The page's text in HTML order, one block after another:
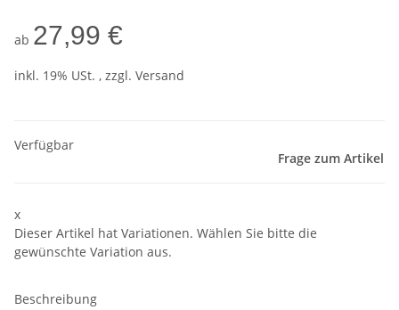
ab 27,99 €
inkl. 19% USt. , zzgl. Versand
Verfügbar
Frage zum Artikel
x
Dieser Artikel hat Variationen. Wählen Sie bitte die
gewünschte Variation aus.
Beschreibung